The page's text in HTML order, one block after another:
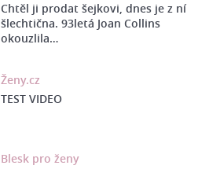
Chtěl ji prodat šejkovi, dnes je z ní
šlechtična. 93letá Joan Collins
okouzlila…
Ženy.cz
TEST VIDEO
Blesk pro ženy